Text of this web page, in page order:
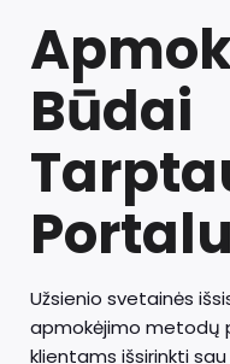
Būdai
Užsienio svetainės
apmokėjimo metodų
klientams išsirinkti